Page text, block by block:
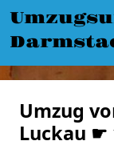
Umzug
Luckau ☛